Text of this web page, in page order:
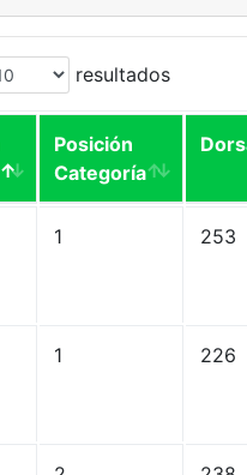
resultados
Posición
Categoría
1 253
1 226